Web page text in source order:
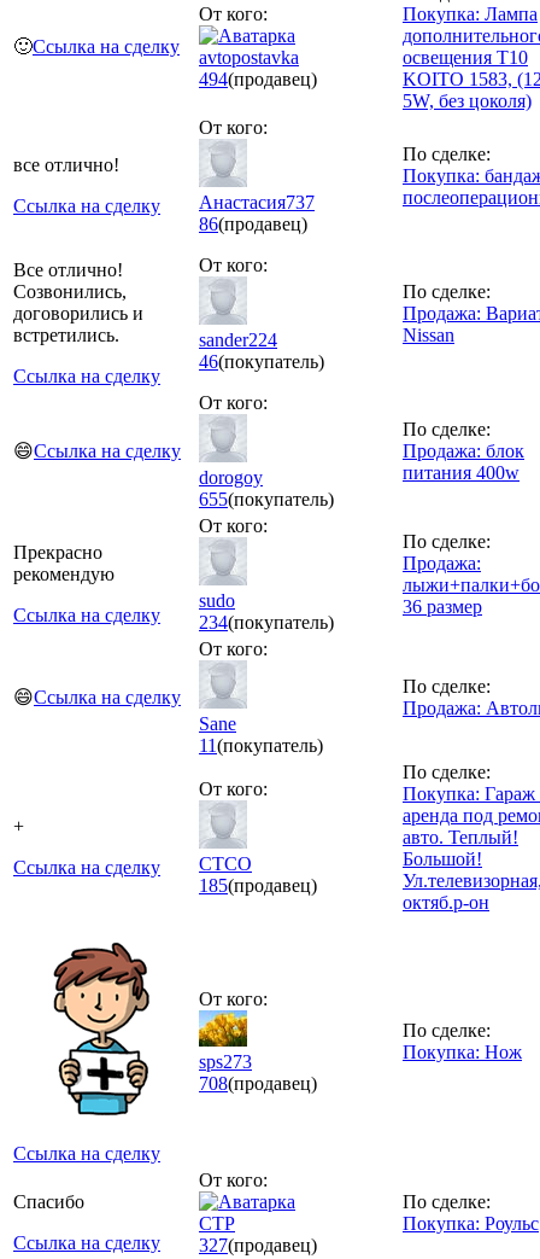
🙂Ссылка на сделку
От кого:
avtopostavka
494(продавец)
Покупка: Лампа
освещения T10
KOITO 1583,
5W, без цоколя)
все отлично!
Ссылка на сделку
От кого:
Анастасия737
86(продавец)
По сделке:
Покупка:
Все отлично!
Созвонились,
договорились и
встретились.
Ссылка на сделку
От кого:
sander224
46(покупатель)
По сделке:
Продажа:
Nissan
😄Ссылка на сделку
От кого:
dorogoy
655(покупатель)
По сделке:
Продажа: блок
питания 400w
Прекрасно
рекомендую
Ссылка на сделку
От кого:
sudo
234(покупатель)
По сделке:
Продажа:
36 размер
😄Ссылка на сделку
От кого:
Sane
11(покупатель)
По сделке:
Продажа:
+
Ссылка на сделку
От кого:
CTCO
185(продавец)
По сделке:
Покупка: Гараж
аренда под
авто. Теплый!
Большой!
октяб.р-он
Ссылка на сделку
От кого:
sps273
708(продавец)
По сделке:
Покупка: Нож
Спасибо
Ссылка на сделку
От кого:
СТР
327(продавец)
По сделке:
Покупка: Роульс